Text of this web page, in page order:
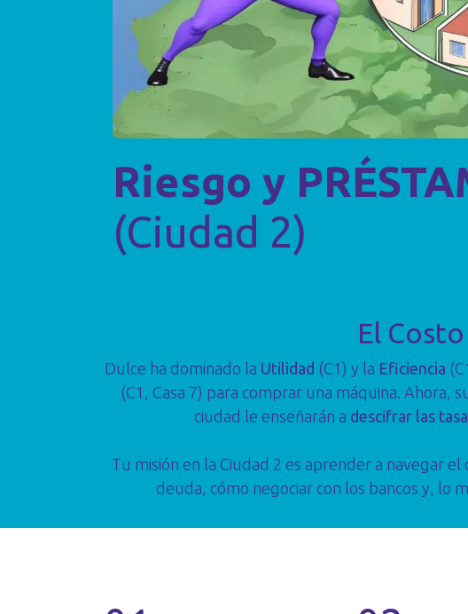
Riesgo y
(Ciudad 2)
El
Dulce ha dominado la Utilidad (C1) y la Eficiencia
(C1, Casa 7) para comprar una máquina. Ahora,
ciudad le enseñarán a descifrar las
Tu misión en la Ciudad 2 es aprender a navegar
deuda, cómo negociar con los bancos y, lo